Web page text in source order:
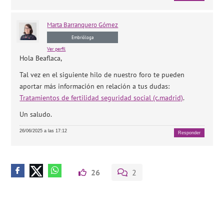
Marta Barranquero Gómez
Embrióloga
Ver perfil
Hola Beaflaca,
Tal vez en el siguiente hilo de nuestro foro te pueden
aportar más información en relación a tus dudas:
Tratamientos de fertilidad seguridad social (c.madrid).
Un saludo.
26/06/2025 a las 17:12 Responder
26 2